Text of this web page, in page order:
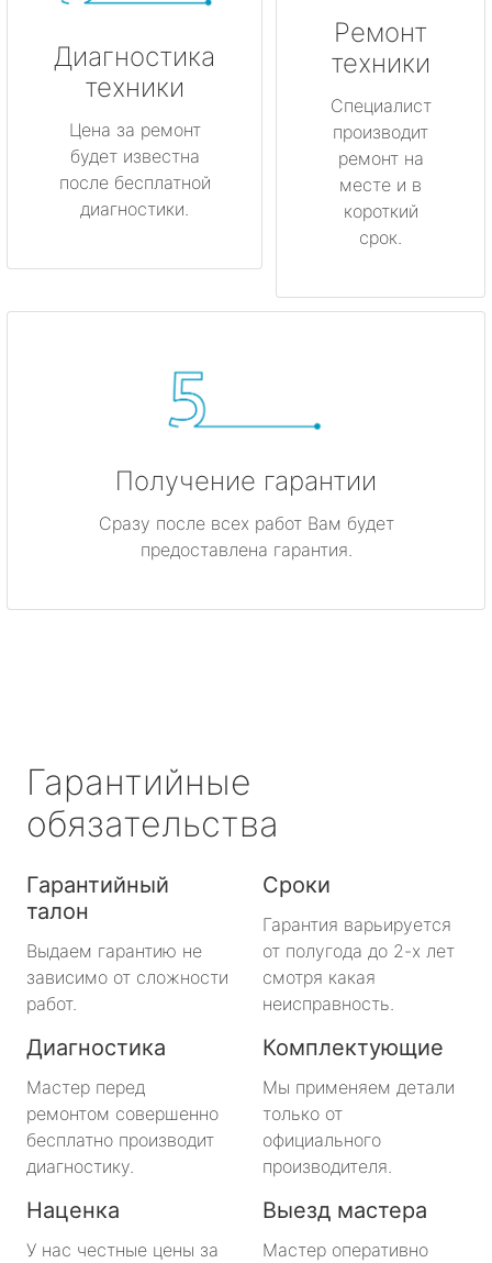
Диагностика
техники
Цена за ремонт
будет известна
после бесплатной
диагностики.
Ремонт
техники
Специалист
производит
ремонт на
месте и в
короткий
срок.
Получение гарантии
Сразу после всех работ Вам будет
предоставлена гарантия.
Гарантийные
обязательства
Гарантийный
талон
Выдаем гарантию не
зависимо от сложности
работ.
Сроки
Гарантия варьируется
от полугода до 2-х лет
смотря какая
неисправность.
Диагностика
Мастер перед
ремонтом совершенно
бесплатно производит
диагностику.
Комплектующие
Мы применяем детали
только от
официального
производителя.
Наценка
У нас честные цены за
Выезд мастера
Мастер оперативно